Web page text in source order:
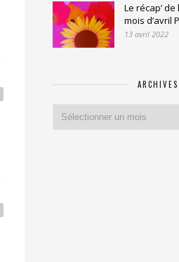
Le récap’
mois d’avril
13 avril 2022
ARCHIVES